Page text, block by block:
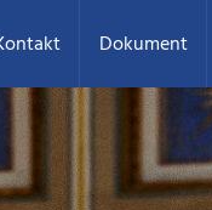
Dokument